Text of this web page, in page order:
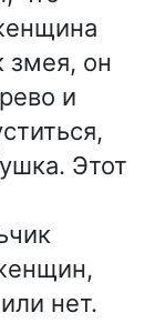
змея, он
и
Этот
нет.